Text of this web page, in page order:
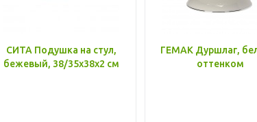
СИТА Подушка на стул,
бежевый, 38/35x38x2 см
ГЕМАК Дуршлаг,
оттенком